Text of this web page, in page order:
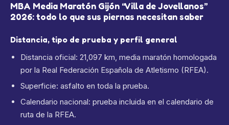
MBA Media Maratón Gijón “Villa de Jovellanos”
2026: todo lo que sus piernas necesitan saber
Distancia, tipo de prueba y perfil general
Distancia oficial: 21,097 km, media maratón homologada
por la Real Federación Española de Atletismo (RFEA).
Superficie: asfalto en toda la prueba.
Calendario nacional: prueba incluida en el calendario de
ruta de la RFEA.